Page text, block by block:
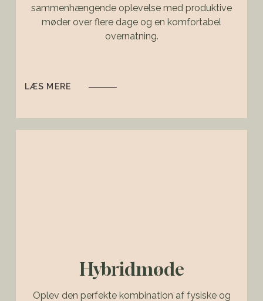
sammenhængende oplevelse med produktive
møder over flere dage og en komfortabel
overnatning.
LÆS MERE
Hybridmøde
Oplev den perfekte kombination af fysiske og